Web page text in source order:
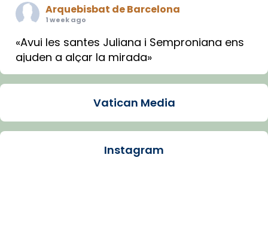
Arquebisbat de Barcelona
1 week ago
«Avui les santes Juliana i Semproniana ens
ajuden a alçar la mirada»
Mons. Sergi Gordo, bisbe de Tortosa, ha
Santes de Mataró.
🔗tinyurl.com/cvu5jmbk
Vatican Media
Instagram